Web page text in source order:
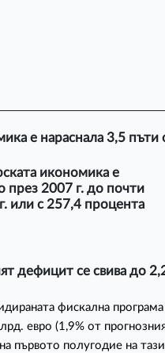
е нараснала 3,5 пъти
икономика е
през 2007 г. до почти
или с 257,4 процента
дефицит се свива до
фискална програма
евро (1,9% от
първото полугодие на тази